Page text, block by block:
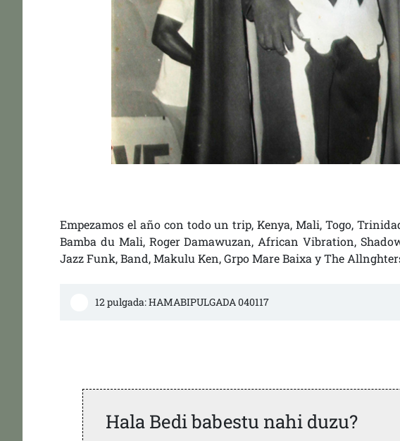
Empezamos el año con todo un trip, Kenya, Mali, Togo,
Bamba du Mali, Roger Damawuzan, African Vibration,
Jazz Funk, Band, Makulu Ken, Grpo Mare Baixa y The
12 pulgada: HAMABIPULGADA 040117
Hala Bedi babestu nahi duzu?